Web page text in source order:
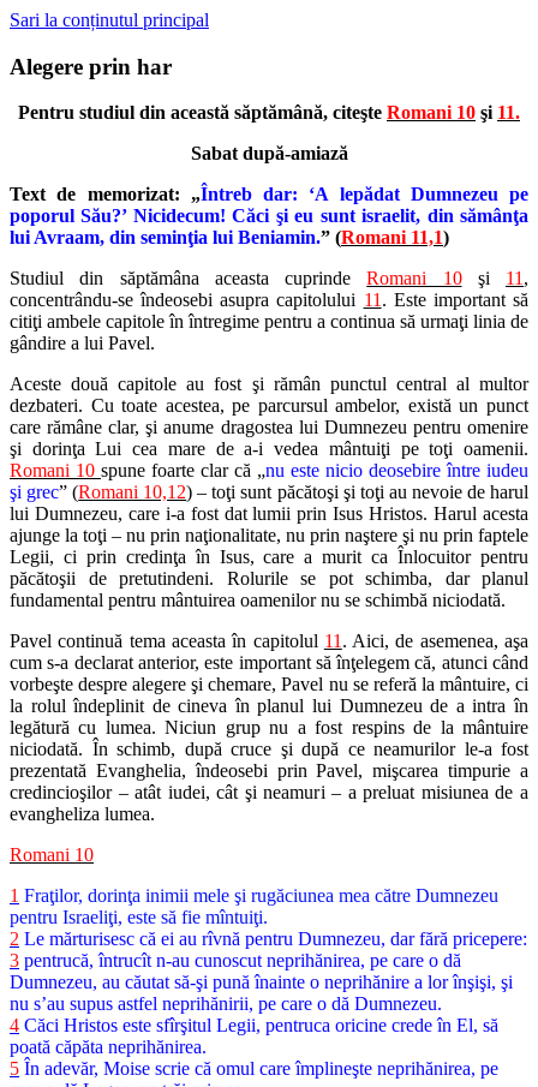
Sari la conținutul principal
Alegere prin har
Pentru studiul din această săptămână, citeşte Romani 10 şi 11.
Sabat după-amiază
Text de memorizat: „Întreb dar: ‘A lepădat Dumnezeu pe
poporul Său?’ Nicidecum! Căci şi eu sunt israelit, din sămânţa
lui Avraam, din seminţia lui Beniamin.” (Romani 11,1)
Studiul din săptămâna aceasta cuprindeRomani 10şi 11,
concentrându-se îndeosebi asupra capitolului 11. Este important să
citiţi ambele capitole în întregime pentru a continua să urmaţi linia de
gândire a lui Pavel.
Aceste două capitole au fost şi rămân punctul central al multor
dezbateri. Cu toate acestea, pe parcursul ambelor, există un punct
care rămâne clar, şi anume dragostea lui Dumnezeu pentru omenire
şi dorinţa Lui cea mare de a-i vedea mântuiţi pe toţi oamenii.
Romani 10 spune foarte clar că „nu este nicio deosebire între iudeu
şi grec” (Romani 10,12) – toţi sunt păcătoşi şi toţi au nevoie de harul
lui Dumnezeu, care i-a fost dat lumii prin Isus Hristos. Harul acesta
ajunge la toţi – nu prin naţionalitate, nu prin naştere şi nu prin faptele
Legii, ci prin credinţa în Isus, care a murit ca Înlocuitor pentru
păcătoşii de pretutindeni. Rolurile se pot schimba, dar planul
fundamental pentru mântuirea oamenilor nu se schimbă niciodată.
Pavel continuă tema aceasta în capitolul 11. Aici, de asemenea, aşa
cum s-a declarat anterior, este important să înţelegem că, atunci când
vorbeşte despre alegere şi chemare, Pavel nu se referă la mântuire, ci
la rolul îndeplinit de cineva în planul lui Dumnezeu de a intra în
legătură cu lumea. Niciun grup nu a fost respins de la mântuire
niciodată. În schimb, după cruce şi după ce neamurilor le-a fost
prezentată Evanghelia, îndeosebi prin Pavel, mişcarea timpurie a
credincioşilor – atât iudei, cât şi neamuri – a preluat misiunea de a
evangheliza lumea.
Romani 10
1 Fraţilor, dorinţa inimii mele şi rugăciunea mea către Dumnezeu
pentru Israeliţi, este să fie mîntuiţi.
2 Le mărturisesc că ei au rîvnă pentru Dumnezeu, dar fără pricepere:
3 pentrucă, întrucît n-au cunoscut neprihănirea, pe care o dă
Dumnezeu, au căutat să-şi pună înainte o neprihănire a lor înşişi, şi
nu s’au supus astfel neprihănirii, pe care o dă Dumnezeu.
4 Căci Hristos este sfîrşitul Legii, pentruca oricine crede în El, să
poată căpăta neprihănirea.
5 În adevăr, Moise scrie că omul care împlineşte neprihănirea, pe